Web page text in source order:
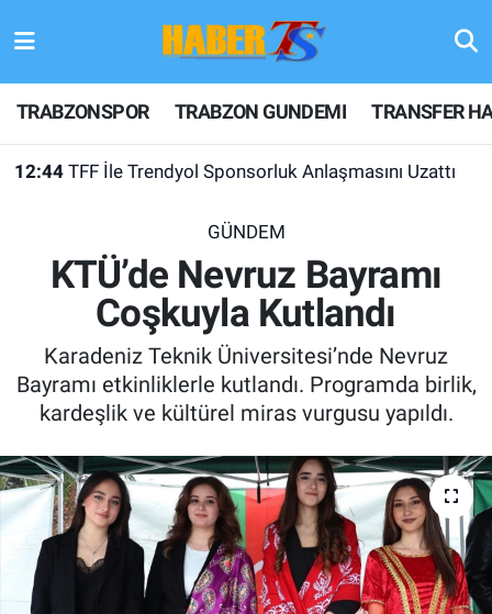
TRABZONSPOR TRABZON GUNDEMI TRANSFER
12:44 TFF İle Trendyol Sponsorluk Anlaşmasını Uzattı
GÜNDEM
KTÜ’de Nevruz Bayramı
Coşkuyla Kutlandı
Karadeniz Teknik Üniversitesi’nde Nevruz
Bayramı etkinliklerle kutlandı. Programda birlik,
kardeşlik ve kültürel miras vurgusu yapıldı.
TRABZONSPOR
TRABZON GUNDEMI
TRANSFER HABERLERI
KULİS MEYDANI
1461 TRABZON
FUTBOL
ALT LIGLER
TV VE SİNEMA
BASKETBOL
Hava Durumu
Trafik Durumu
Tüm Manşetler
Son Dakika Haberleri
Haber Arşivi